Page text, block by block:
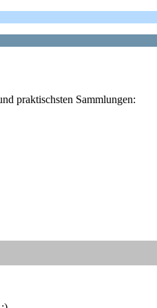
praktischsten Sammlungen: